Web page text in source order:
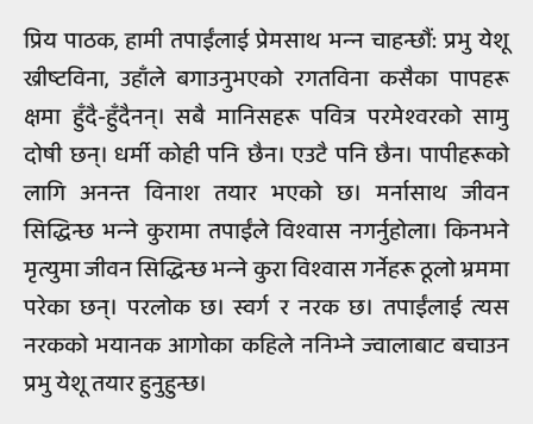
प्रिय पाठक, हामी तपाईंलाई प्रेमसाथ भन्‍न चाहन्छौं: प्रभु येशू
ख्रीष्टविना, उहाँले बगाउनुभएको रगतविना कसैका पापहरू
क्षमा हुँदै-हुँदैनन्। सबै मानिसहरू पवित्र परमेश्‍वरको सामु
दोषी छन्। धर्मी कोही पनि छैन। एउटै पनि छैन। पापीहरूको
लागि अनन्त विनाश तयार भएको छ। मर्नासाथ जीवन
सिद्धिन्छ भन्‍ने कुरामा तपाईंले विश्‍वास नगर्नुहोला। किनभने
मृत्युमा जीवन सिद्धिन्छ भन्‍ने कुरा विश्‍वास गर्नेहरू ठूलो भ्रममा
परेका छन्। परलोक छ। स्वर्ग र नरक छ। तपाईंलाई त्यस
नरकको भयानक आगोका कहिले ननिभ्ने ज्वालाबाट बचाउन
प्रभु येशू तयार हुनुहुन्छ।